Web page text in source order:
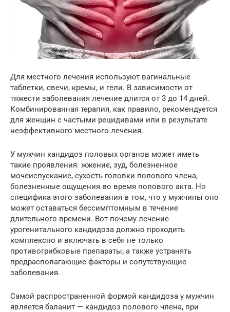
Для местного лечения используют вагинальные
таблетки, свечи, кремы, и гели. В зависимости от
тяжести заболевания лечение длится от 3 до 14 дней.
Комбинированная терапия, как правило, рекомендуется
для женщин с частыми рецидивами или в результате
неэффективного местного лечения.
У мужчин кандидоз половых органов может иметь
такие проявления: жжение, зуд, болезненное
мочеиспускание, сухость головки полового члена,
болезненные ощущения во время полового акта. Но
специфика этого заболевания в том, что у мужчины оно
может оставаться бессимптомным в течение
длительного времени. Вот почему лечение
урогенитального кандидоза должно проходить
комплексно и включать в себя не только
противогрибковые препараты, а также устранять
предрасполагающие факторы и сопутствующие
заболевания.
Самой распространенной формой кандидоза у мужчин
является баланит — кандидоз полового члена, при